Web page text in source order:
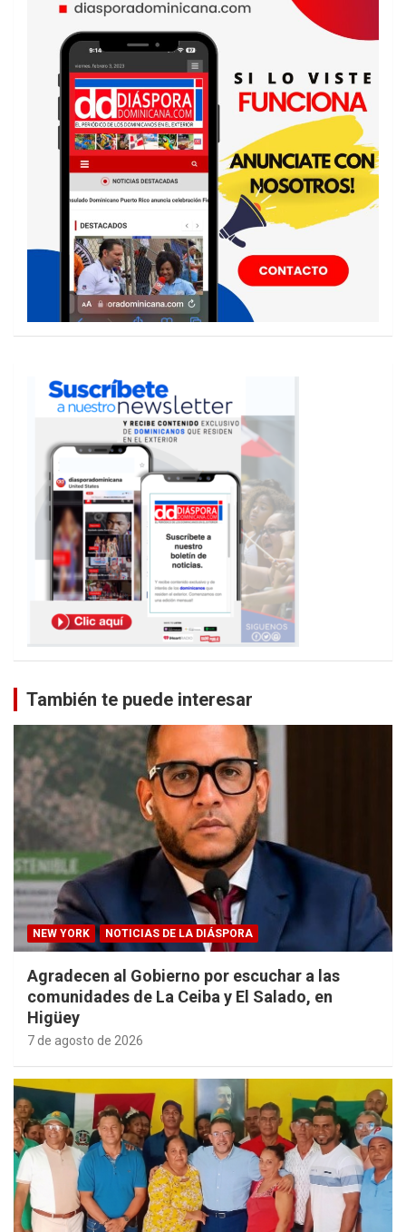
También te puede interesar
NEW YORK NOTICIAS DE LA DIÁSPORA
Agradecen al Gobierno por escuchar a las
comunidades de La Ceiba y El Salado, en
Higüey
7 de agosto de 2026